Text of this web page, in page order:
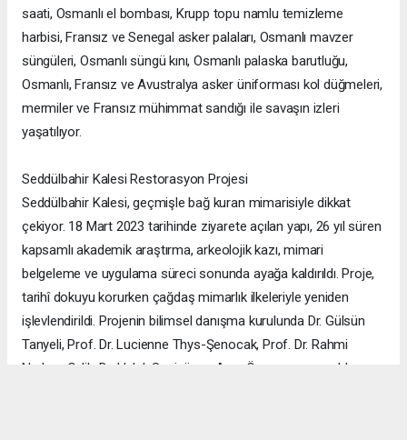
saati, Osmanlı el bombası, Krupp topu namlu temizleme
harbisi, Fransız ve Senegal asker palaları, Osmanlı mavzer
süngüleri, Osmanlı süngü kını, Osmanlı palaska barutluğu,
Osmanlı, Fransız ve Avustralya asker üniforması kol düğmeleri,
mermiler ve Fransız mühimmat sandığı ile savaşın izleri
yaşatılıyor.
Seddülbahir Kalesi Restorasyon Projesi
Seddülbahir Kalesi, geçmişle bağ kuran mimarisiyle dikkat
çekiyor. 18 Mart 2023 tarihinde ziyarete açılan yapı, 26 yıl süren
kapsamlı akademik araştırma, arkeolojik kazı, mimari
belgeleme ve uygulama süreci sonunda ayağa kaldırıldı. Proje,
tarihî dokuyu korurken çağdaş mimarlık ilkeleriyle yeniden
işlevlendirildi. Projenin bilimsel danışma kurulunda Dr. Gülsün
Tanyeli, Prof. Dr. Lucienne Thys-Şenocak, Prof. Dr. Rahmi
Nurhan Çelik, Dr. Haluk Sesigür ve Arzu Özsavaşcı yer aldı.